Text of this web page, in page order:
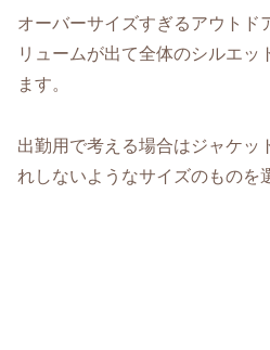
オーバーサイズすぎるアウトド
リュームが出て全体のシルエッ
ます。
出勤用で考える場合はジャケッ
れしないようなサイズのものを